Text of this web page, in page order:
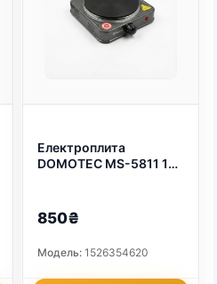
Електроплита
DOMOTEC MS-5811 1Д.
850₴
Модель: 1526354620